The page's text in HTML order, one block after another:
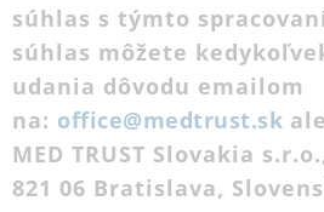
súhlas s týmto
súhlas môžete
udania dôvodu emailom
na: office@medtrust.sk
MED TRUST Slovakia
821 06 Bratislava,